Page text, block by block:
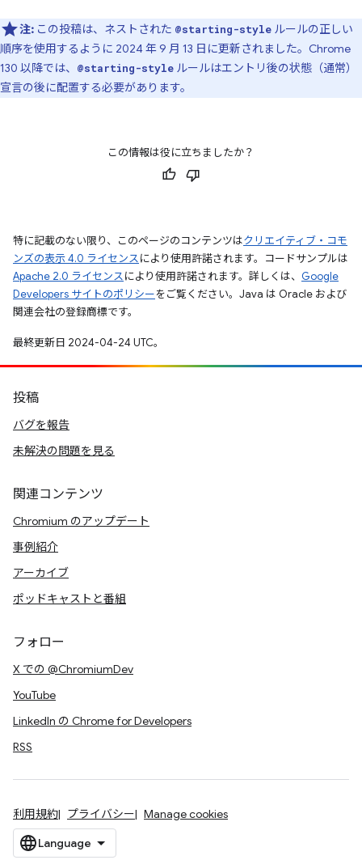
注: この投稿は、ネストされた @starting-style ルールの正しい
順序を使用するように 2024 年 9 月 13 日に更新されました。Chrome
130 以降では、
@starting-style ルールはエントリ後の状態（通常）
宣言の後に配置する必要があります。
この情報は役に立ちましたか？
特に記載のない限り、このページのコンテンツはクリエイティブ・コモ
ンズの表示 4.0 ライセンスにより使用許諾されます。コードサンプルは
Apache 2.0 ライセンスにより使用許諾されます。詳しくは、 Google
Developers サイトのポリシーをご覧ください。Java は Oracle および
関連会社の登録商標です。
最終更新日 2024-04-24 UTC。
投稿
バグを報告
未解決の問題を見る
関連コンテンツ
Chromium のアップデート
事例紹介
アーカイブ
ポッドキャストと番組
フォロー
X での @ChromiumDev
YouTube
LinkedIn の Chrome for Developers
RSS
利用規約 プライバシー Manage cookies